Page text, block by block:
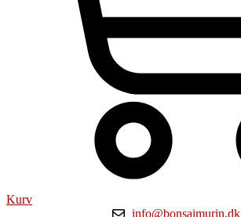
Kurv
info@bonsaimurin.dk